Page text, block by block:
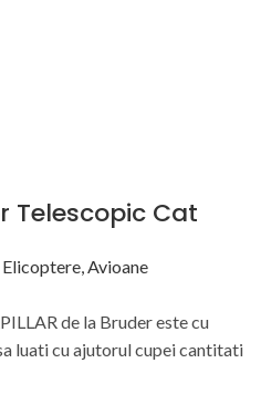
Telescopic Cat
Avioane
de la Bruder este cu
luati cu ajutorul cupei cantitati